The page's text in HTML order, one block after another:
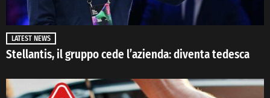
LATEST NEWS
Stellantis, il gruppo cede l’azienda: diventa tedesca